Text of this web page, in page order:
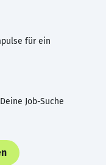
für ein
Job-Suche